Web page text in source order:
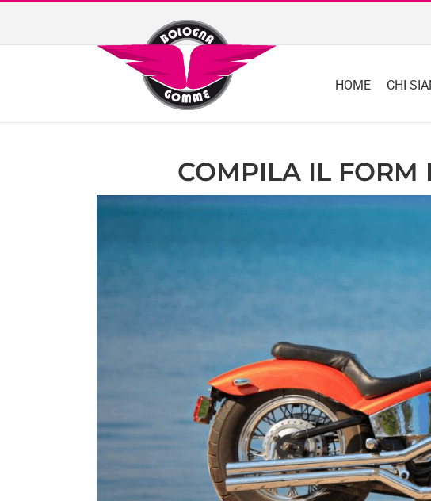
content
HOME CHI
COMPILA IL FORM